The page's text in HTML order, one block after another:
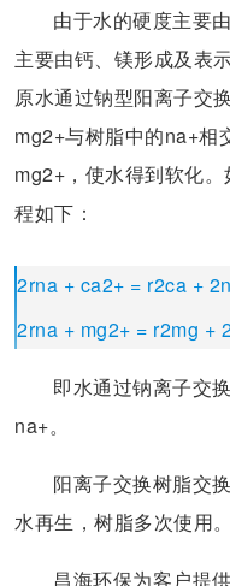
由于水的硬度主要
主要由钙、镁形成及表
原水通过钠型阳离子交
mg2+与树脂中的na+相
mg2+，使水得到软化
程如下：
2rna + ca2+ = r2ca +
2rna + mg2+ = r2mg +
即水通过钠离子交
na+。
阳离子交换树脂交
水再生，树脂多次使用。
昌海环保为客户提